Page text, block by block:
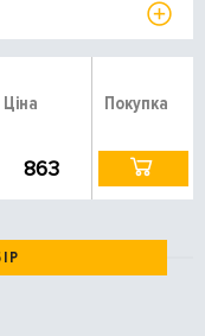
Ціна Покупка
863